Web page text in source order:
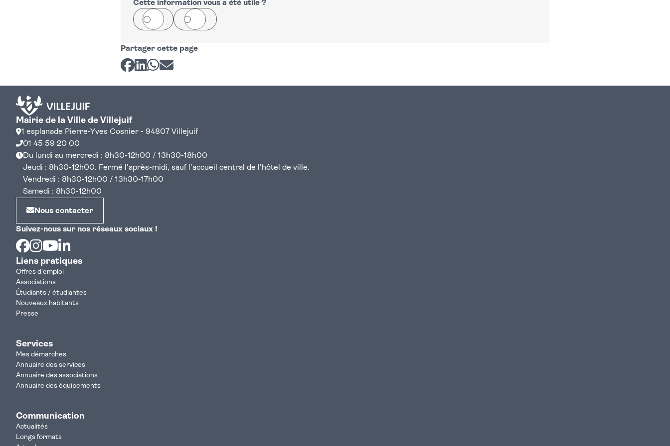
−
Cette information vous a été utile ?
Oui Non
Partager cette page
Partager sur Facebook
Partager sur LinkedIn
Partager sur Whatsapp
Partager par courriel
Mairie de la Ville de Villejuif
1 esplanade Pierre-Yves Cosnier - 94807 Villejuif
01 45 59 20 00
Du lundi au mercredi : 8h30-12h00 / 13h30-18h00
Jeudi : 8h30-12h00. Fermé l'après-midi, sauf l'accueil central de l'hôtel de ville.
Vendredi : 8h30-12h00 / 13h30-17h00
Samedi : 8h30-12h00
Nous contacter
Suivez-nous sur nos réseaux sociaux !
Facebook
Instagram
Youtube
Liens pratiques
Offres d'emploi
Associations
Étudiants / étudiantes
Nouveaux habitants
Presse
Services
Mes démarches
Annuaire des services
Annuaire des associations
Annuaire des équipements
Communication
Actualités
Longs formats